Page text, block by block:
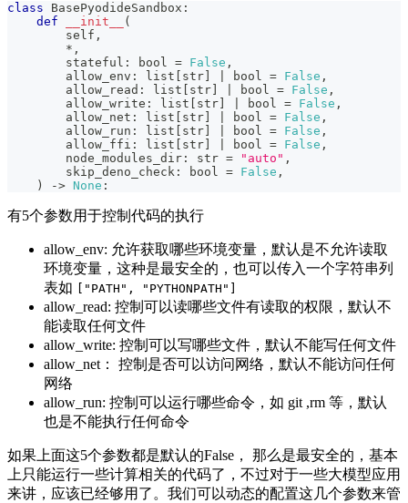
class BasePyodideSandbox :
def
__init__
(
        self
,
* ,
        stateful
: bool = False ,
        allow_env
: list str bool = False ,
        allow_read
: list str bool = False ,
        allow_write
: list str bool = False ,
        allow_net
: list str bool = False ,
        allow_run
: list str bool = False ,
        allow_ffi
: list str bool = False ,
        node_modules_dir
: str = "auto" ,
        skip_deno_check
: bool = False ,
)
-> None :
有5个参数用于控制代码的执行
allow_env: 允许获取哪些环境变量，默认是不允许读取
环境变量，这种是最安全的，也可以传入一个字符串列
表如
["PATH", "PYTHONPATH"]
allow_read: 控制可以读哪些文件有读取的权限，默认不
能读取任何文件
allow_write: 控制可以写哪些文件，默认不能写任何文件
allow_net： 控制是否可以访问网络，默认不能访问任何
网络
allow_run: 控制可以运行哪些命令，如 git ,rm 等，默认
也是不能执行任何命令
如果上面这5个参数都是默认的False， 那么是最安全的，基本
上只能运行一些计算相关的代码了，不过对于一些大模型应用
来讲，应该已经够用了。我们可以动态的配置这几个参数来管